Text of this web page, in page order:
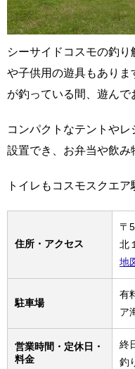
シーサイドコスモの釣
や子供用の遊具もありま
が釣っている間、遊んで
コンパクトなテントや
設置でき、お弁当や飲み
トイレもコスモスクエア
住所・アクセス
〒
北
地
駐車場
有
ア
営業時間・定休日・
料金
終
釣